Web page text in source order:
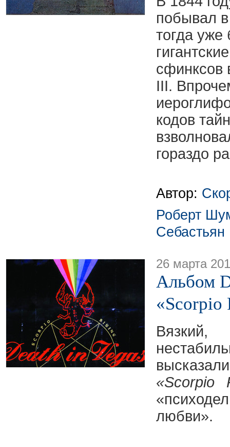
побывал
тогда
сфинксов
III.
кодов
гораздо
Автор:
Роберт
Себастьян
26 марта
Альбом
«Scorpio
Вязкий,
«Scorpio
любви».